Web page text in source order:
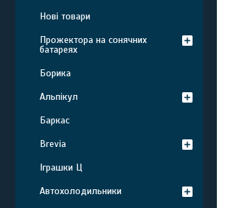
Нові товари
Прожектора на сонячних
батареях
Борика
Альпікул
Баркас
Brevia
Іграшки Ц
Автохолодильники